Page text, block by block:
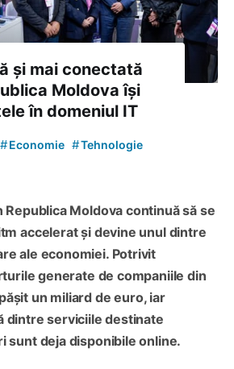
și mai conectată
Moldova își
în domeniul IT
#Economie #Tehnologie
Moldova continuă să se
accelerat și devine unul dintre
ale economiei. Potrivit
generate de companiile din
un miliard de euro, iar
dintre serviciile destinate
sunt deja disponibile online.